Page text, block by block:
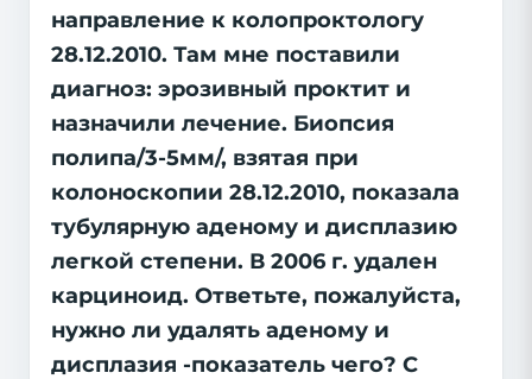
направление к колопроктологу
28.12.2010. Там мне поставили
диагноз: эрозивный проктит и
назначили лечение. Биопсия
полипа/3-5мм/, взятая при
колоноскопии 28.12.2010, показала
тубулярную аденому и дисплазию
легкой степени. В 2006 г. удален
карциноид. Ответьте, пожалуйста,
нужно ли удалять аденому и
дисплазия -показатель чего? С